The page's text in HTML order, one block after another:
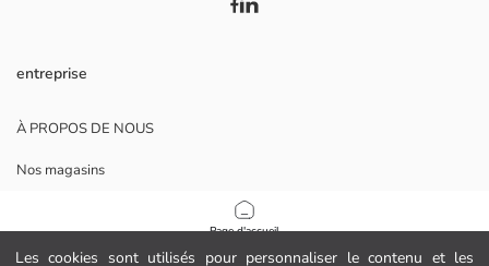
Les cookies sont utilisés pour personnaliser le contenu et les
Page d'accueil
entreprise
À PROPOS DE NOUS
Nos magasins
Soutien aux entreprises